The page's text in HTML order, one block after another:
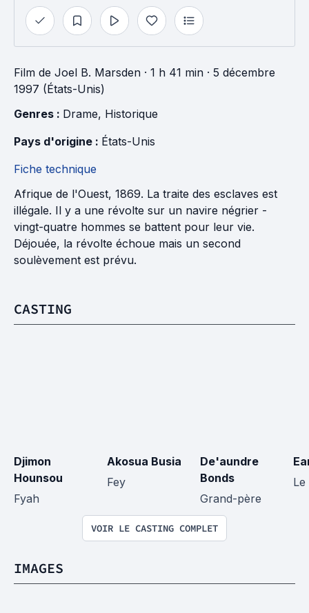
Film de Joel B. Marsden · 1 h 41 min · 5 décembre
1997 (États-Unis)
Genres : Drame, Historique
Pays d'origine : États-Unis
Fiche technique
Afrique de l'Ouest, 1869. La traite des esclaves est
illégale. Il y a une révolte sur un navire négrier -
vingt-quatre hommes se battent pour leur vie.
Déjouée, la révolte échoue mais un second
soulèvement est prévu.
CASTING
Djimon
Hounsou
Fyah
Akosua Busia
Fey
De'aundre
Bonds
Grand-père
VOIR LE CASTING COMPLET
IMAGES